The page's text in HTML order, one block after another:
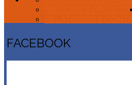
NOTÍCIAS E PROJETOS
FACEBOOK